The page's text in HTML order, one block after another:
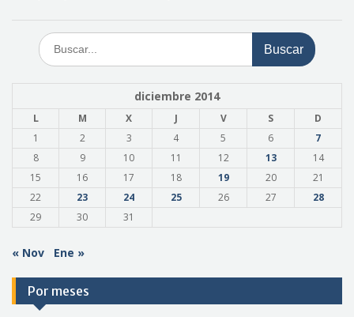
Buscar:
diciembre 2014
L M X J V S
D
1
2 3 4 5 6
7
8
9 10 11 12 13
14
15
16 17 18 19 20
21
22
23 24 25 26 27
28
29
30 31
« Nov Ene »
Por meses